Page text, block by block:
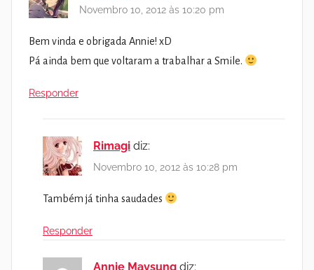
Novembro 10, 2012 às 10:20 pm
Bem vinda e obrigada Annie! xD
Pá ainda bem que voltaram a trabalhar a Smile.
Responder
Rimagi diz:
Novembro 10, 2012 às 10:28 pm
Também já tinha saudades
Responder
Annie Maysung diz: